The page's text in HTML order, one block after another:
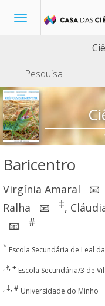
Toggle
Pesquisa
Baricentro
Virgínia Amaral 📧
Ralha
📧 ‡,
📧 #
* Escola Secundária de Leal
, ɫ, + Escola Secundária/3 de
, ‡, # Universidade do Minho